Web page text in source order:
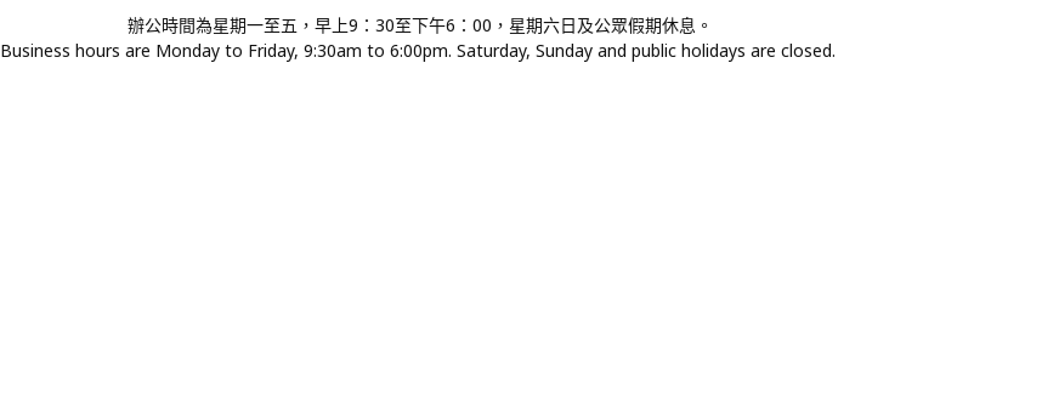
辦公時間為星期一至五，早上9：30至下午6：00，星期六日及公眾假期休息。
Business hours are Monday to Friday, 9:30am to 6:00pm. Saturday, Sunday and public holidays are closed.